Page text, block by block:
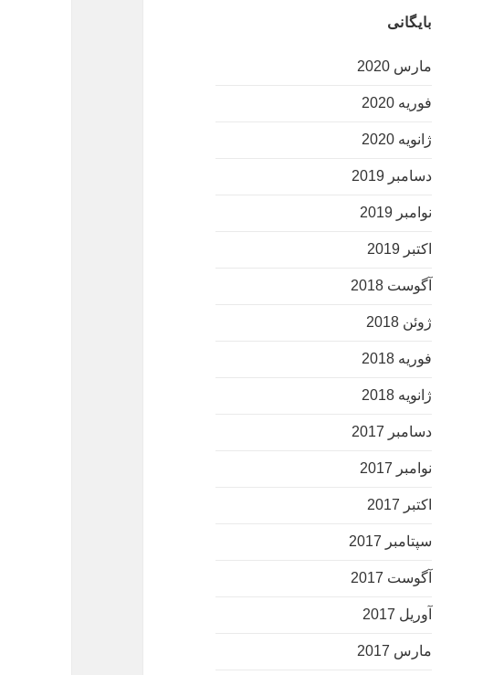
بایگانی
مارس 2020
فوریه 2020
ژانویه 2020
دسامبر 2019
نوامبر 2019
اکتبر 2019
آگوست 2018
ژوئن 2018
فوریه 2018
ژانویه 2018
دسامبر 2017
نوامبر 2017
اکتبر 2017
سپتامبر 2017
آگوست 2017
آوریل 2017
مارس 2017